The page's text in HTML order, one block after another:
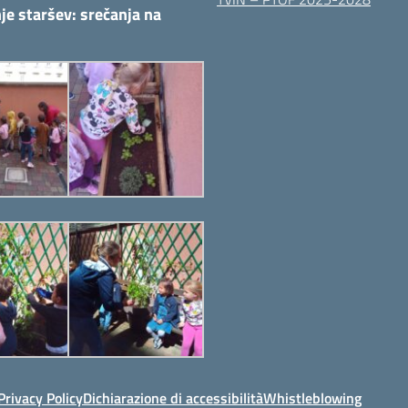
staršev: srečanja na
PolicyDichiarazione di accessibilitàWhistleblowing